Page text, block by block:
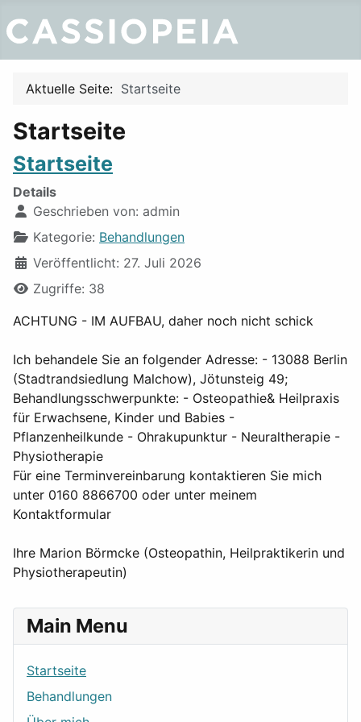
Aktuelle Seite: Startseite
Startseite
Startseite
Details
Geschrieben von: admin
Kategorie: Behandlungen
Veröffentlicht: 27. Juli 2026
Zugriffe: 38
ACHTUNG - IM AUFBAU, daher noch nicht schick
Ich behandele Sie an folgender Adresse: - 13088 Berlin
(Stadtrandsiedlung Malchow), Jötunsteig 49;
Behandlungsschwerpunkte: - Osteopathie& Heilpraxis
für Erwachsene, Kinder und Babies -
Pflanzenheilkunde - Ohrakupunktur - Neuraltherapie -
Physiotherapie
Für eine Terminvereinbarung kontaktieren Sie mich
unter 0160 8866700 oder unter meinem
Kontaktformular
Ihre Marion Börmcke (Osteopathin, Heilpraktikerin und
Physiotherapeutin)
Main Menu
Startseite
Behandlungen